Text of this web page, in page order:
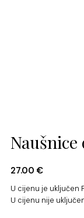
27.00€
U cijenu je uključen
U cijenu nije